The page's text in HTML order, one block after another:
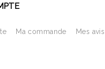
Ma commande Mes avis